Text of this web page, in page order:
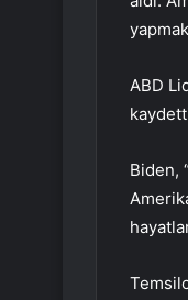
ABD
Biden,